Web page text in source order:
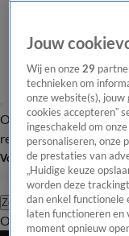
Overzicht Laatste nieuws
redactie
Volg Hart van Nederland
Zoeken
OverzichtRegio
Jouw
Wij en onze29
technieken om
onze website(s), jouw
cookies accepteren”
ingeschakeld om
personaliseren, onze
de prestaties van
„Huidige keuze
worden deze
dan enkel functionele
laten functioneren en
moment opnieuw